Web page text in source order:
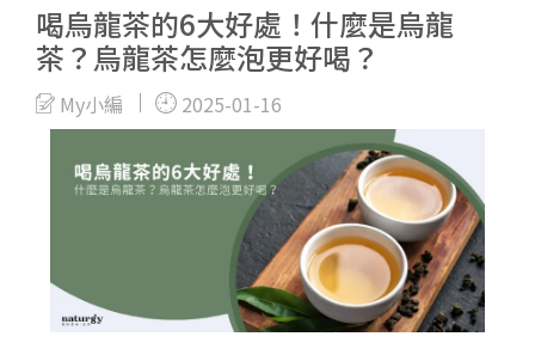
喝烏龍茶的6大好處！什麼是烏龍
茶？烏龍茶怎麼泡更好喝？
My小編 2025-01-16